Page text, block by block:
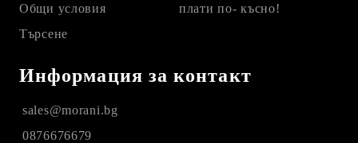
Общи условия
Търсене
плати по- късно!
Информация за контакт
sales@morani.bg
0876676679